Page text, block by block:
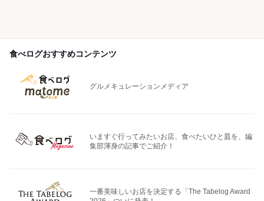
食べログおすすめコンテンツ
グルメキュレーションメディア
いますぐ行ってみたいお店、食べたいひと皿を、編
集部渾身の記事でご紹介！
一番美味しいお店を決定する「The Tabelog Award